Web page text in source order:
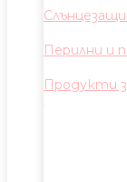
Перилни и
Продукти